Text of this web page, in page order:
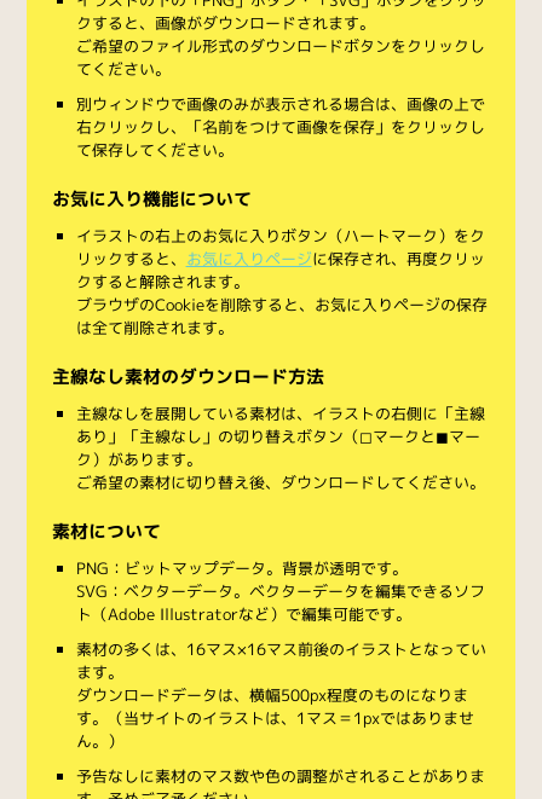
クすると、画像がダウンロードされます。
ご希望のファイル形式のダウンロードボタンをクリックし
てください。
別ウィンドウで画像のみが表示される場合は、画像の上で
右クリックし、「名前をつけて画像を保存」をクリックし
て保存してください。
お気に入り機能について
イラストの右上のお気に入りボタン（ハートマーク）をク
リックすると、 お気に入りページに保存され、再度クリッ
クすると解除されます。
ブラウザのCookieを削除すると、お気に入りページの保存
は全て削除されます。
主線なし素材のダウンロード方法
主線なしを展開している素材は、イラストの右側に「主線
あり」「主線なし」の切り替えボタン（◻︎マークと◼︎マー
ク）があります。
ご希望の素材に切り替え後、ダウンロードしてください。
素材について
PNG：ビットマップデータ。背景が透明です。
SVG：ベクターデータ。ベクターデータを編集できるソフ
ト（Adobe Illustratorなど）で編集可能です。
素材の多くは、16マス×16マス前後のイラストとなってい
ます。
ダウンロードデータは、横幅500px程度のものになりま
す。（当サイトのイラストは、1マス＝1pxではありませ
ん。）
予告なしに素材のマス数や色の調整がされることがありま